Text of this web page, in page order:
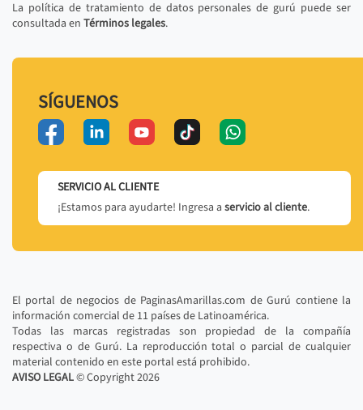
La política de tratamiento de datos personales de gurú puede ser
consultada en Términos legales.
SÍGUENOS
SERVICIO AL CLIENTE
¡Estamos para ayudarte! Ingresa a servicio al cliente.
El portal de negocios de PaginasAmarillas.com de Gurú contiene la
información comercial de 11 países de Latinoamérica.
Todas las marcas registradas son propiedad de la compañía
respectiva o de Gurú. La reproducción total o parcial de cualquier
material contenido en este portal está prohibido.
AVISO LEGAL© Copyright2026